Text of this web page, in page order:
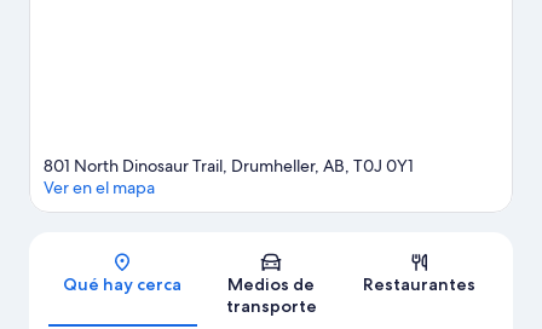
Sección del mapa
801 North Dinosaur Trail, Drumheller, AB, T0J 0Y1
Ver en el mapa
Qué hay cerca
Medios de
transporte
Restaurantes